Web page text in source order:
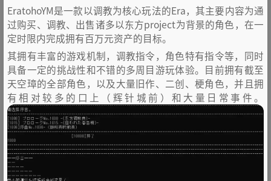
EratohoYM是一款以调教为核心玩法的Era，其主要内容为通
过购买、调教、出售诸多以东方project为背景的角色，在一
定时限内完成拥有百万元资产的目标。
其拥有丰富的游戏机制，调教指令，角色特有指令等，同时
具备一定的挑战性和不错的多周目游玩体验。目前拥有截至
天空璋的全部角色，以及大量旧作、二创、梗角色，并且拥
有相对较多的口上（辉针城前）和大量日常事件。